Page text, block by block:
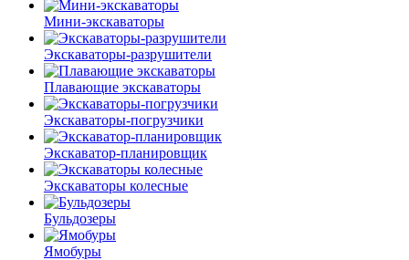
Мини-экскаваторы
Экскаваторы-разрушители
Плавающие экскаваторы
Экскаваторы-погрузчики
Экскаватор-планировщик
Экскаваторы колесные
Бульдозеры
Ямобуры